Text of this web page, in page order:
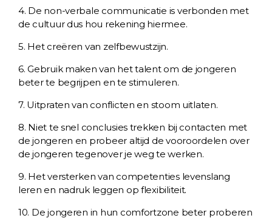
4. De non-verbale communicatie is verbonden met
de cultuur dus hou rekening hiermee.
5. Het creëren van zelfbewustzijn.
6. Gebruik maken van het talent om de jongeren
beter te begrijpen en te stimuleren.
7. Uitpraten van conflicten en stoom uitlaten.
8. Niet te snel conclusies trekken bij contacten met
de jongeren en probeer altijd de vooroordelen over
de jongeren tegenover je weg te werken.
9. Het versterken van competenties levenslang
leren en nadruk leggen op flexibiliteit.
10. De jongeren in hun comfortzone beter proberen